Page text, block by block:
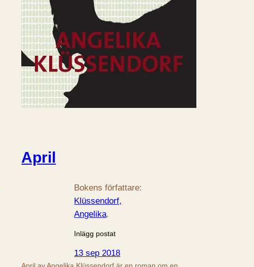
April
Bokens författare:
Klüssendorf,
Angelika.
Inlägg postat
13 sep 2018
April av Angelika Klüssendorf är en roman om en